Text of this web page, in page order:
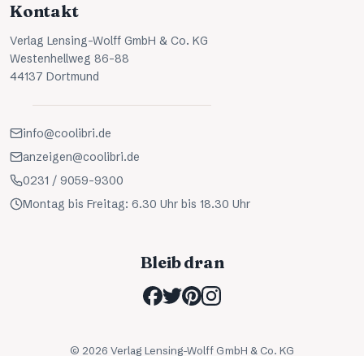
Kontakt
Verlag Lensing-Wolff GmbH & Co. KG
Westenhellweg 86-88
44137 Dortmund
info@coolibri.de
anzeigen@coolibri.de
0231 / 9059-9300
Montag bis Freitag: 6.30 Uhr bis 18.30 Uhr
Bleib dran
© 2026 Verlag Lensing-Wolff GmbH & Co. KG